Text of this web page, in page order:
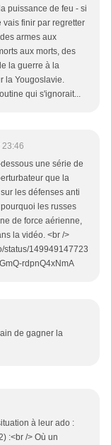
puissance de feu - si
vais finir par regretter
armes aux
aux morts, des
la guerre à la
la Yougoslavie.
qui s'ignorait...
une série de
que la
les défenses anti
les russes
de force aérienne,
la vidéo. <br />
status/149949147723
rdpnQ4xNmA
de gagner la
à leur ado :
:<br /> Où un